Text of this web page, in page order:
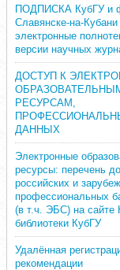
ПОДПИСКА КубГУ и
Славянске-на-Кубани
электронные
версии научных
ДОСТУП К
РЕСУРСАМ,
ДАННЫХ
Электронные
ресурсы: перечень
российских и
профессиональных
(в т.ч. ЭБС) на сайте
библиотеки КубГУ
Удалённая
рекомендации